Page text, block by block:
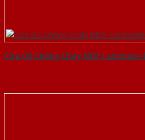
Cửa Gỗ Chống Cháy MDF Laminate